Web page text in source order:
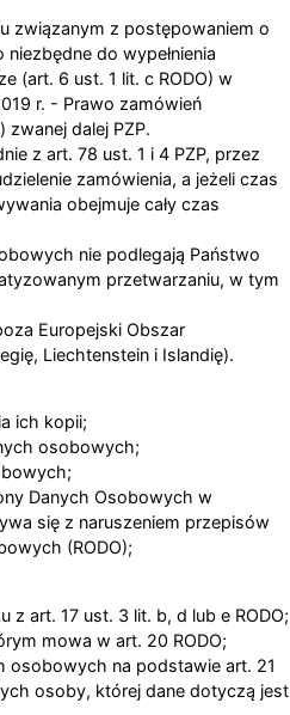
związanym z postępowaniem o
do wypełnienia
(art. 6 ust. 1 lit. c RODO) w
r. - Prawo zamówień
dalej PZP.
z art. 78 ust. 1 i 4 PZP, przez
zamówienia, a jeżeli czas
obejmuje cały czas
nie podlegają Państwo
przetwarzaniu, w tym
Europejski Obszar
Liechtenstein i Islandię).
ich kopii;
osobowych;
Danych Osobowych w
się z naruszeniem przepisów
(RODO);
art. 17 ust. 3 lit. b, d lub e RODO;
mowa w art. 20 RODO;
osobowych na podstawie art. 21
osoby, której dane dotyczą jest